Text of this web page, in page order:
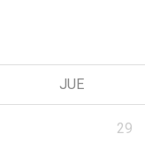
JUE
29